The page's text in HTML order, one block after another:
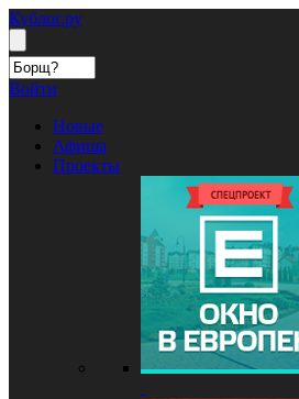
Кублог.ру
Войти
Новые
Афиша
Проекты